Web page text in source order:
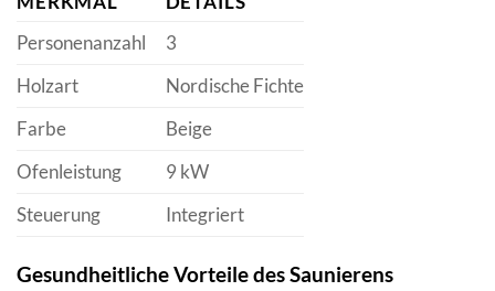
Personenanzahl
3
Holzart
Nordische Fichte
Farbe
Beige
Ofenleistung
9 kW
Steuerung
Integriert
Gesundheitliche Vorteile des Saunierens